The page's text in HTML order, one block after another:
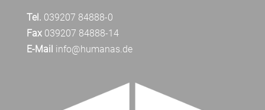
Tel. 039207 84888-0
Fax039207 84888-14
E-Mail info@humanas.de